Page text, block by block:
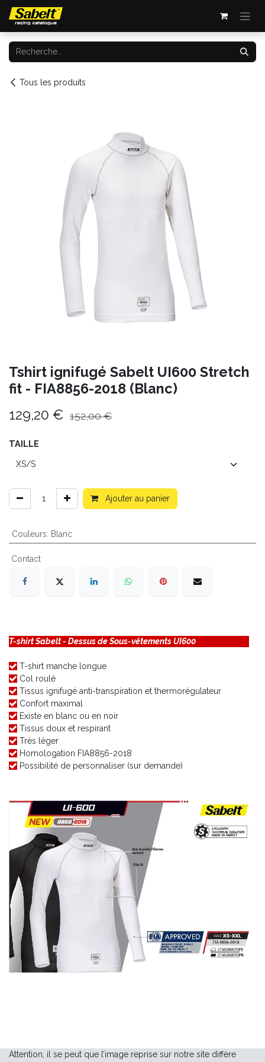
Se rendre au contenu
Tous les produits
Tshirt ignifugé Sabelt UI600 Stretch
fit - FIA8856-2018 (Blanc)
129,20 € 152,00€
TAILLE
Ajouter au panier
Couleurs: Blanc
Contact
T-shirt Sabelt - Dessus de Sous-vêtements UI600
T-shirt manche longue
Col roulé
Tissus ignifugé anti-transpiration et thermorégulateur
Confort maximal
Existe en blanc ou en noir
Tissus doux et respirant
Très léger
Homologation FIA8856-2018
Possibilité de personnaliser (sur demande)
Attention, il se peut que l’image reprise sur notre site diffère